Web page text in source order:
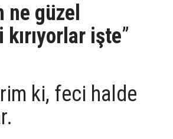
ne güzel
işte”
ki, feci halde